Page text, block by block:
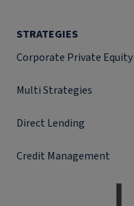
STRATEGIES
Corporate Private Equity
Multi Strategies
Direct Lending
Credit Management